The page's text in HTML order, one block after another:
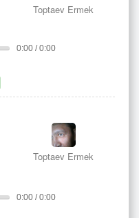
Toptaev Ermek
0:00 / 0:00
Toptaev Ermek
0:00 / 0:00